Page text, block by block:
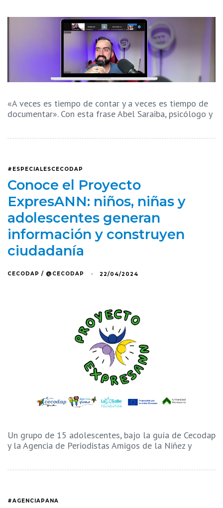
«A veces es tiempo de contar y a veces es tiempo de
documentar». Con esta frase Abel Saraiba, psicólogo y
#ESPECIALESCECODAP
Conoce el Proyecto
ExpresANN: niños, niñas y
adolescentes generan
información y construyen
ciudadanía
CECODAP / @CECODAP 22/04/2024
Un grupo de 15 adolescentes, bajo la guía de Cecodap
y la Agencia de Periodistas Amigos de la Niñez y
#AGENCIAPANA